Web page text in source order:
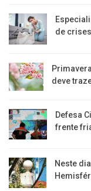
de
deve
Defesa
frente
Neste